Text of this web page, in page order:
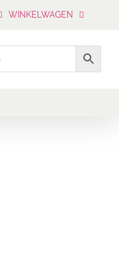
WINKELWAGEN